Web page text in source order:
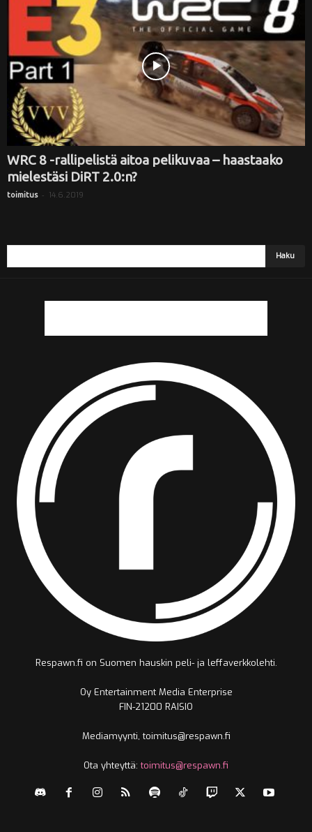
WRC 8 -rallipelistä aitoa pelikuvaa – haastaako
mielestäsi DiRT 2.0:n?
toimitus - 14.6.2019
Respawn.fi on Suomen hauskin peli- ja leffaverkkolehti.
Oy Entertainment Media Enterprise
FIN-21200 RAISIO
Mediamyynti, toimitus@respawn.fi
Ota yhteyttä:toimitus@respawn.fi